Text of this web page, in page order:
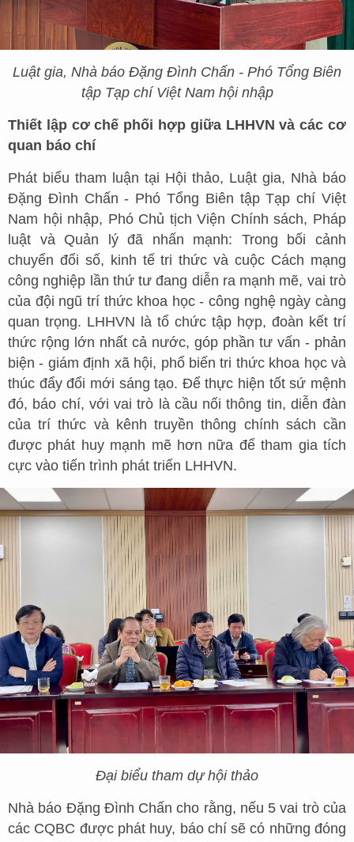
Luật gia, Nhà báo Đặng Đình Chấn - Phó Tổng Biên
tập Tạp chí Việt Nam hội nhập
Thiết lập cơ chế phối hợp giữa LHHVN và các cơ
quan báo chí
Phát biểu tham luận tại Hội thảo, Luật gia, Nhà báo
Đặng Đình Chấn - Phó Tổng Biên tập Tạp chí Việt
Nam hội nhập, Phó Chủ tịch Viện Chính sách, Pháp
luật và Quản lý đã nhấn mạnh: Trong bối cảnh
chuyển đổi số, kinh tế tri thức và cuộc Cách mạng
công nghiệp lần thứ tư đang diễn ra mạnh mẽ, vai trò
của đội ngũ trí thức khoa học - công nghệ ngày càng
quan trọng. LHHVN là tổ chức tập hợp, đoàn kết trí
thức rộng lớn nhất cả nước, góp phần tư vấn - phản
biện - giám định xã hội, phổ biến tri thức khoa học và
thúc đẩy đổi mới sáng tạo. Để thực hiện tốt sứ mệnh
đó, báo chí, với vai trò là cầu nối thông tin, diễn đàn
của trí thức và kênh truyền thông chính sách cần
được phát huy mạnh mẽ hơn nữa để tham gia tích
cực vào tiến trình phát triển LHHVN.
Đại biểu tham dự hội thảo
Nhà báo Đặng Đình Chấn cho rằng, nếu 5 vai trò của
các CQBC được phát huy, báo chí sẽ có những đóng